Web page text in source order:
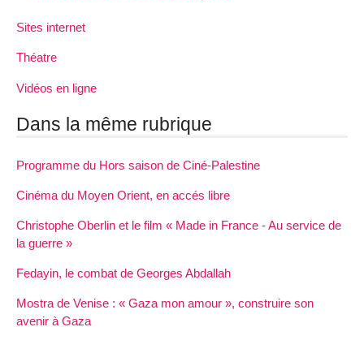
Sites internet
Théatre
Vidéos en ligne
Dans la même rubrique
Programme du Hors saison de Ciné-Palestine
Cinéma du Moyen Orient, en accés libre
Christophe Oberlin et le film « Made in France - Au service de
la guerre »
Fedayin, le combat de Georges Abdallah
Mostra de Venise : « Gaza mon amour », construire son
avenir à Gaza